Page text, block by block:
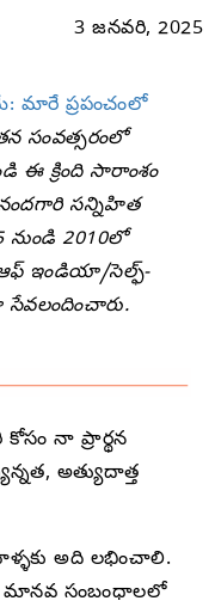
3 జనవరి, 2025
మారే ప్రపంచంలో
సంవత్సరంలో
ఈ క్రింది సారాంశం
సన్నిహిత
2010లో
ఇండియా/సెల్ఫ్-
నా ప్రార్థన
అత్యుదాత్త
అది లభించాలి.
మానవ సంబంధాలలో